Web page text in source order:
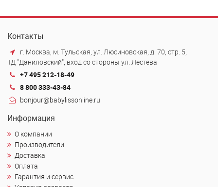
Контакты
г. Москва, м. Тульская, ул. Люсиновская, д. 70, стр. 5,
ТД "Даниловский", вход со стороны ул. Лестева
+7 495 212-18-49
8 800 333-43-84
bonjour@babylissonline.ru
Информация
О компании
Производители
Доставка
Оплата
Гарантия и сервис